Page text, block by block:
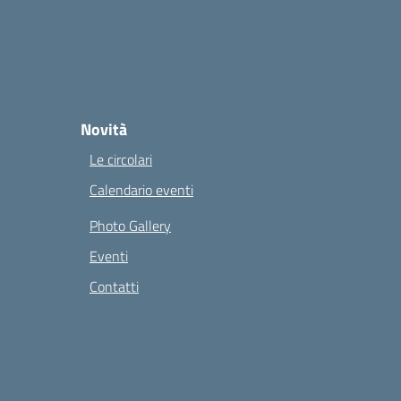
Novità
Le circolari
Calendario eventi
Photo Gallery
Eventi
Contatti